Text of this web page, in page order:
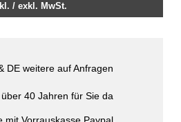
/ exkl. MwSt.
DE weitere auf Anfragen
40 Jahren für Sie da
mit Vorrauskasse Paypal,